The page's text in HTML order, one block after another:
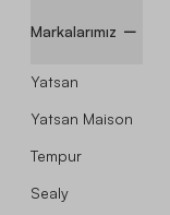
Markalarımız
Yatsan
Yatsan Maison
Tempur
Sealy